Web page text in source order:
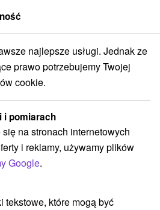
Pobyty z rabatem Chočské vrchy
Chočské vrchy
z rabatem(8)
weekendowe
najlepsze usługi. Jednak ze
prawo potrzebujemy Twojej
cookie.
i pomiarach
na stronach internetowych
i reklamy, używamy plików
Google.
tekstowe, które mogą być